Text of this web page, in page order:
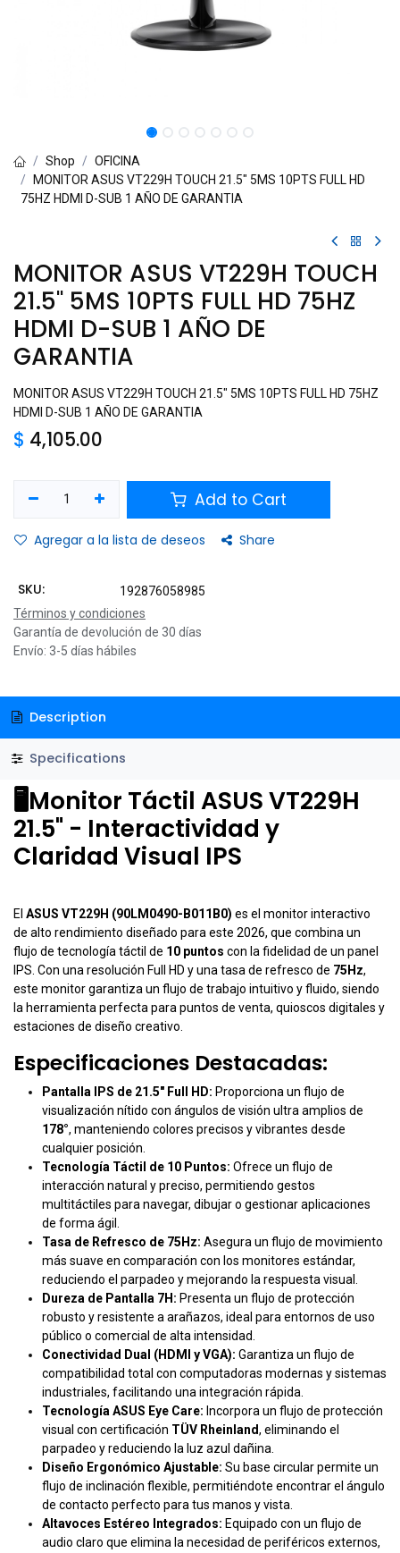
Shop
OFICINA
MONITOR ASUS VT229H TOUCH 21.5" 5MS 10PTS FULL HD
75HZ HDMI D-SUB 1 AÑO DE GARANTIA
MONITOR ASUS VT229H TOUCH
21.5" 5MS 10PTS FULL HD 75HZ
HDMI D-SUB 1 AÑO DE
GARANTIA
MONITOR ASUS VT229H TOUCH 21.5" 5MS 10PTS FULL HD 75HZ
HDMI D-SUB 1 AÑO DE GARANTIA
$ 4,105.00
Add to Cart
Agregar a la lista de deseos Share
SKU:
192876058985
Términos y condiciones
Garantía de devolución de 30 días
Envío: 3-5 días hábiles
Description
Specifications
🖥️Monitor Táctil ASUS VT229H
21.5" - Interactividad y
Claridad Visual IPS
El ASUS VT229H (90LM0490-B011B0) es el monitor interactivo
de alto rendimiento diseñado para este 2026, que combina un
flujo de tecnología táctil de 10 puntos con la fidelidad de un panel
IPS. Con una resolución Full HD y una tasa de refresco de 75Hz,
este monitor garantiza un flujo de trabajo intuitivo y fluido, siendo
la herramienta perfecta para puntos de venta, quioscos digitales y
estaciones de diseño creativo.
Especificaciones Destacadas:
Pantalla IPS de 21.5" Full HD: Proporciona un flujo de
visualización nítido con ángulos de visión ultra amplios de
178°, manteniendo colores precisos y vibrantes desde
cualquier posición.
Tecnología Táctil de 10 Puntos: Ofrece un flujo de
interacción natural y preciso, permitiendo gestos
multitáctiles para navegar, dibujar o gestionar aplicaciones
de forma ágil.
Tasa de Refresco de 75Hz: Asegura un flujo de movimiento
más suave en comparación con los monitores estándar,
reduciendo el parpadeo y mejorando la respuesta visual.
Dureza de Pantalla 7H: Presenta un flujo de protección
robusto y resistente a arañazos, ideal para entornos de uso
público o comercial de alta intensidad.
Conectividad Dual (HDMI y VGA): Garantiza un flujo de
compatibilidad total con computadoras modernas y sistemas
industriales, facilitando una integración rápida.
Tecnología ASUS Eye Care: Incorpora un flujo de protección
visual con certificación TÜV Rheinland, eliminando el
parpadeo y reduciendo la luz azul dañina.
Diseño Ergonómico Ajustable: Su base circular permite un
flujo de inclinación flexible, permitiéndote encontrar el ángulo
de contacto perfecto para tus manos y vista.
Altavoces Estéreo Integrados: Equipado con un flujo de
audio claro que elimina la necesidad de periféricos externos,